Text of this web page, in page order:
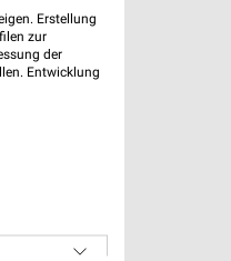
Erstellung
zur
der
Entwicklung